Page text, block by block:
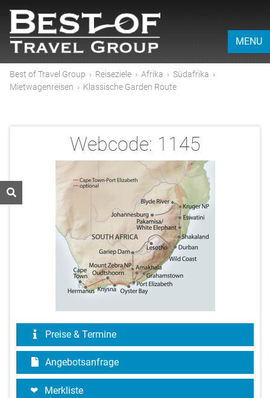
MENU
Best of Travel Group › Reiseziele › Afrika › Südafrika ›
Mietwagenreisen › Klassische Garden Route
Webcode: 1145
Preise & Termine
Angebotsanfrage
Merkliste